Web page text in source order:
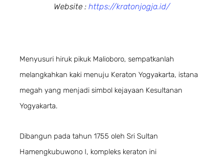
Website : https://kratonjogja.id/
Menyusuri hiruk pikuk Malioboro, sempatkanlah
melangkahkan kaki menuju Keraton Yogyakarta, istana
megah yang menjadi simbol kejayaan Kesultanan
Yogyakarta.
Dibangun pada tahun 1755 oleh Sri Sultan
Hamengkubuwono I, kompleks keraton ini